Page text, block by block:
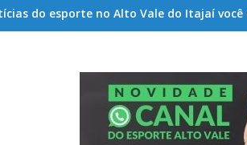
do esporte no Alto Vale do Itajaí